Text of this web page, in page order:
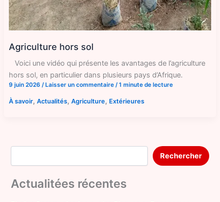
Agriculture hors sol
Voici une vidéo qui présente les avantages de l’agriculture
hors sol, en particulier dans plusieurs pays d’Afrique.
9 juin 2026 /Laisser un commentaire/1 minute de lecture
À savoir, Actualités, Agriculture, Extérieures
Rechercher
Rechercher
Actualitées récentes